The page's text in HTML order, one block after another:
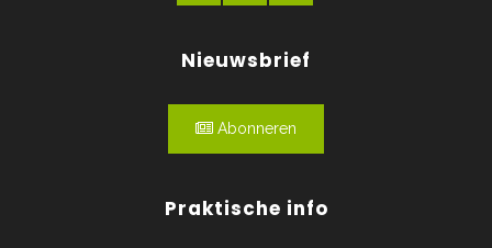
Nieuwsbrief
Abonneren
Praktische info